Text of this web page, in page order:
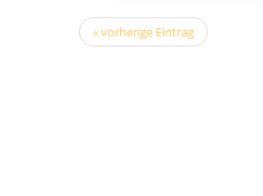
« vorherige Eintrag